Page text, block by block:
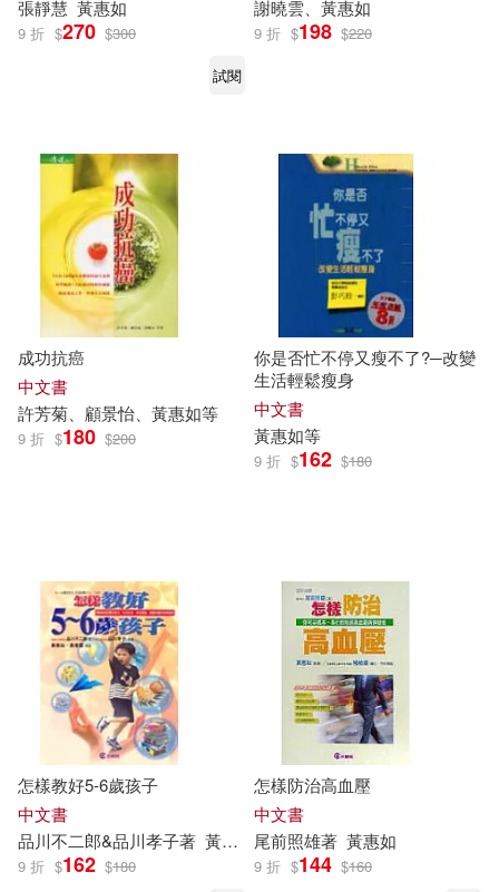
張靜慧 黃惠如
9 折 $270 $300
試閱
謝曉雲、 黃惠如
9 折 $198 $220
成功抗癌
中文書
許芳菊、顧景怡、 黃惠如等
9 折 $180 $200
你是否忙不停又瘦不了?─改變
生活輕鬆瘦身
中文書
黃惠如等
9 折 $162 $180
怎樣教好5-6歲孩子
中文書
品川不二郎&品川孝子著 黃惠如 、黃香雲譯 康敏鋒
9 折 $162 $180
怎樣防治高血壓
中文書
尾前照雄著 黃惠如
9 折 $144 $160